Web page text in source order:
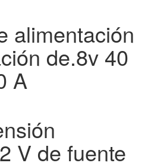
alimentación
de.8v 40
A
V de fuente